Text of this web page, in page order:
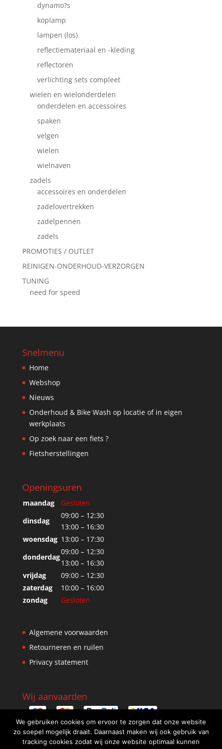
dynamo?s
koplamp
lampen (los)
reflectiemateriaal en -kleding
reflectoren
verlichting sets compleet
wielen en wielonderdelen
onderdelen en accessoires
spaken
velgen
wielen
wielnaven
zadels
accessoires en onderdelen
zadelovertrekken
zadelpennen
zadels
PROMOTIES / OUTLET
REINIGEN-ONDERHOUD-VERZORGEN
TUNING
need for speed
Snelmenu
Home
Webshop
Nieuws
Onderhoud & Bike Wash op locatie of in eigen
werkplaats
Op zoek naar een fiets ?
Fietsherstellingen
Openingsuren
maandag
Gesloten
dinsdag
09:00 – 12:30
13:00 – 16:30
woensdag 13:00 – 17:30
donderdag
09:00 – 12:30
13:00 – 16:30
vrijdag
09:00 – 12:30
zaterdag
10:00 – 16:00
zondag
Gesloten
Algemene voorwaarden
Retourneren en ruilen
Privacy statement
Wij aanvaarden
We gebruiken cookies om ervoor te zorgen dat onze website
zo soepel mogelijk draait. Daarnaast maken wij ook gebruik van
tracking cookies zodat wij onze website optimaal kunnen